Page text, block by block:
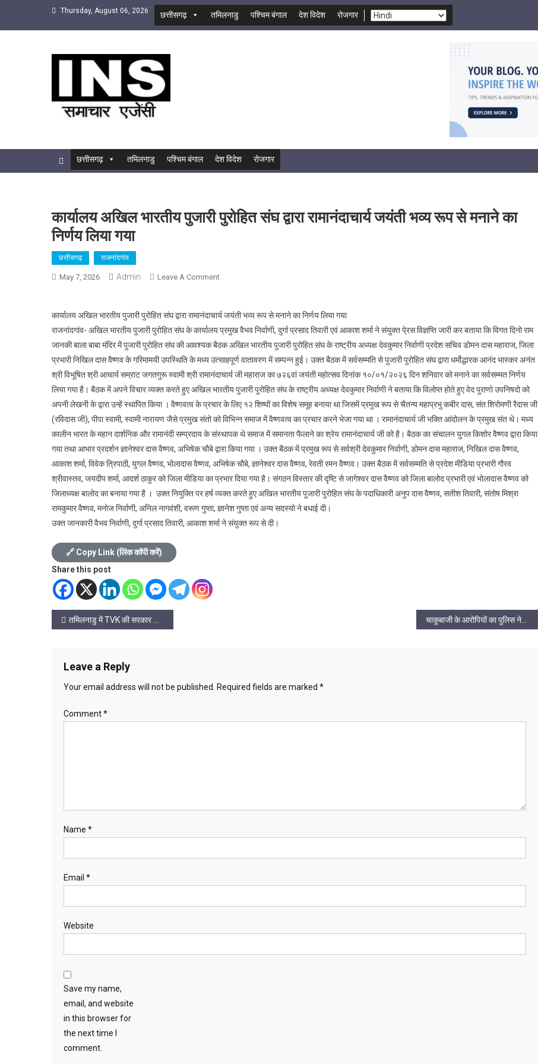
Thursday, August 06, 2026 छत्तीसगढ़ तमिलनाडु पश्चिम बंगाल देश विदेश रोजगार
छत्तीसगढ़ तमिलनाडु पश्चिम बंगाल देश विदेश रोजगार
कार्यालय अखिल भारतीय पुजारी पुरोहित संघ द्वारा रामानंदाचार्य जयंती भव्य रूप से मनाने का
निर्णय लिया गया
छत्तीसगढ़ राजनांदगांव
May 7, 2026 Admin Leave A CommentOn
भारतीय
पुजारी
पुरोहित
संघ
द्वारा
रामानंदाचार्य
जयंती
भव्य
मनाने
का
निर्णय
लिया
गया
कार्यालय अखिल भारतीय पुजारी पुरोहित संघ द्वारा रामानंदाचार्य जयंती भव्य रूप से मनाने का निर्णय लिया गया
राजनांदगांव- अखिल भारतीय पुजारी पुरोहित संघ के कार्यालय प्रमुख वैभव निर्वाणी, दुर्गा प्रसाद तिवारी एवं आकाश शर्मा ने संयुक्त पे्रस विज्ञप्ति जारी कर बताया कि विगत दिनो राम
जानकी बाला बाबा मंदिर में पुजारी पुरोहित संघ की आवश्यक बैठक अखिल भारतीय पुजारी पुरोहित संघ के राष्ट्रीय अध्यक्ष देवकुमार निर्वाणी प्रदेश सचिव डोमन दास महाराज, जिला
प्रभारी निखिल दास वैष्णव के गरिमामयी उपस्थिति के मध्य उत्साहपूर्ण वातावरण में सम्पन्न हुई। उक्त बैठक में सर्वसम्मति से पुजारी पुरोहित संघ द्वारा धर्मोद्धारक आनंद भास्कर अनंत
श्री विभूषित श्री आचार्य सम्राट जगतगुरू स्वामी श्री रामानंदाचार्य जी महाराज का ७२६वां जयंती महोत्सव दिनांक १०/०१/२०२६ दिन शनिवार को मनाने का सर्वसम्मत निर्णय
लिया गया है। बैठक में अपने विचार व्यक्त करते हुए अखिल भारतीय पुजारी पुरोहित संघ के राष्ट्रीय अध्यक्ष देवकुमार निर्वाणी ने बताया कि विलोप्त होते हुए वेद पुराणो उपनिषदो को
अपनी लेखनी के द्वारा उन्हें स्थापित किया । वैष्णवत्व के प्रचार के लिए १२ शिष्यों का विशेष समूह बनाया था जिसमें प्रमुख रूप से चैतन्य महाप्रभु कबीर दास, संत शिरोमणी रैदास जी
(रविदास जी), पीपा स्वामी, स्वामी नारायण जैसे प्रमुख संतो को विभिन्न समाज में वैष्णवत्व का प्रचार करने भेजा गया था । रामानंदाचार्य जी भक्ति आंदोलन के प्रमुख संत थे। मध्य
कालीन भारत के महान दार्शनिक और रामानंदी सम्प्रदाय के संस्थापक थे समाज में समानता फैलाने का श्रेय रामानंदाचार्य जी को है। बैठक का संचालन युगल किशोर वैष्णव द्वारा किया
गया तथा आभार प्रदर्शन ज्ञानेश्वर दास वैष्णव, अभिषेक चौबे द्वारा किया गया । उक्त बैठक में प्रमुख रूप से सर्वश्री देवकुमार निर्वाणी, डोमन दास महाराज, निखिल दास वैष्णव,
आकाश शर्मा, विवेक त्रिपाठी, युगल वैष्णव, भोलादास वैष्णव, अभिषेक चौबे, ज्ञानेश्वर दास वैष्णव, रेवती रमन वैष्णव। उक्त बैठक में सर्वसम्मति से प्रदेश मीडिया प्रभारी गौरव
श्रीवास्तव, जयदीप शर्मा, आदर्श ठाकुर को जिला मीडिया का प्रभार दिया गया है। संगठन विस्तार की दृष्टि से जागेश्वर दास वैष्णव को जिला बालोद प्रभारी एवं भोलादास वैष्णव को
जिलाध्यक्ष बालोद का बनाया गया है । उक्त नियुक्ति पर हर्ष व्यक्त करते हुए अखिल भारतीय पुजारी पुरोहित संघ के पदाधिकारी अनुप दास वैष्णव, सतीश तिवारी, संतोष मिश्रा
रामकुमार वैष्णव, मनोज निर्वाणी, अनिल नागवंशी, वरूण गुप्ता, ज्ञानेश गुप्ता एवं अन्य सदस्यो ने बधाई दी।
उक्त जानकारी वैभव निर्वाणी, दुर्गा प्रसाद तिवारी, आकाश शर्मा ने संयुक्त रूप से दी।
🔗 Copy Link (लिंक कॉपी करें)
Share this post
Post
तमिलनाडु में TVK की सरकार का दावा, अभिनेता विजय 7 मई को लेंगे शपथ
Leave a Reply
Your email address will not be published. Required fields are marked *
Comment*
Name *
Email *
Website
Save my name,
email, and website
in this browser for
the next time I
comment.